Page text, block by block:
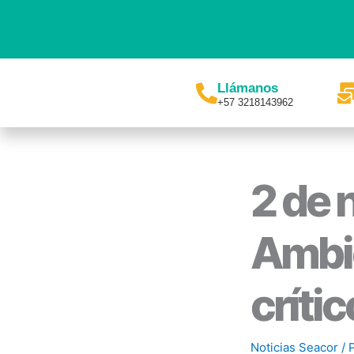
Llámanos
+57 3218143962
2 de
Noticias Seacor /